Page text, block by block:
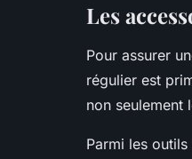
Les
Pour assurer
régulier est
non seulement
Parmi les